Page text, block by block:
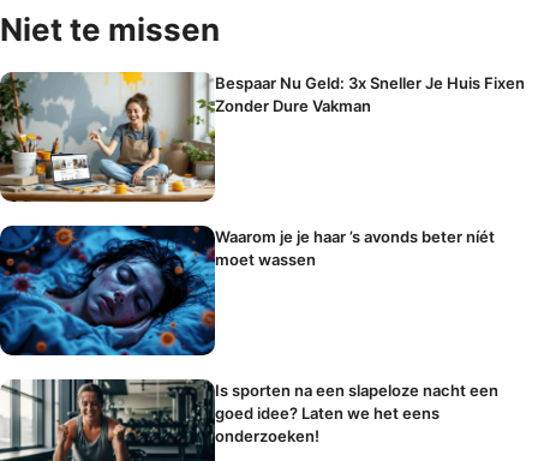
Niet te missen
Bespaar Nu Geld: 3x Sneller Je Huis Fixen
Zonder Dure Vakman
Waarom je je haar ’s avonds beter níét
moet wassen
Is sporten na een slapeloze nacht een
goed idee? Laten we het eens
onderzoeken!